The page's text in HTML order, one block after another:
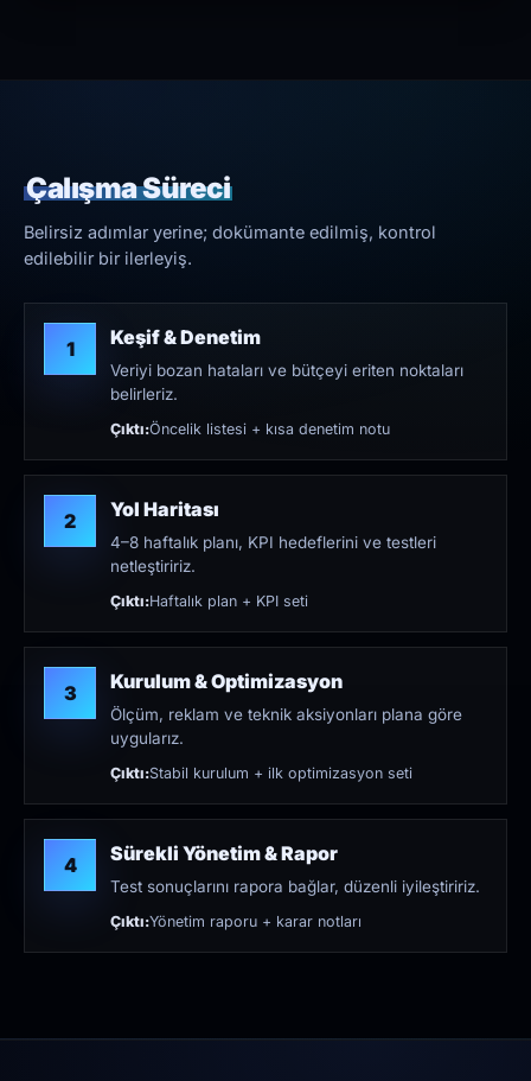
Çalışma Süreci
Belirsiz adımlar yerine; dokümante edilmiş, kontrol
edilebilir bir ilerleyiş.
1 Keşif & Denetim
Veriyi bozan hataları ve bütçeyi eriten noktaları
belirleriz.
Çıktı:Öncelik listesi + kısa denetim notu
2 Yol Haritası
4–8 haftalık planı, KPI hedeflerini ve testleri
netleştiririz.
Çıktı:Haftalık plan + KPI seti
3 Kurulum & Optimizasyon
Ölçüm, reklam ve teknik aksiyonları plana göre
uygularız.
Çıktı:Stabil kurulum + ilk optimizasyon seti
4 Sürekli Yönetim & Rapor
Test sonuçlarını rapora bağlar, düzenli iyileştiririz.
Çıktı:Yönetim raporu + karar notları